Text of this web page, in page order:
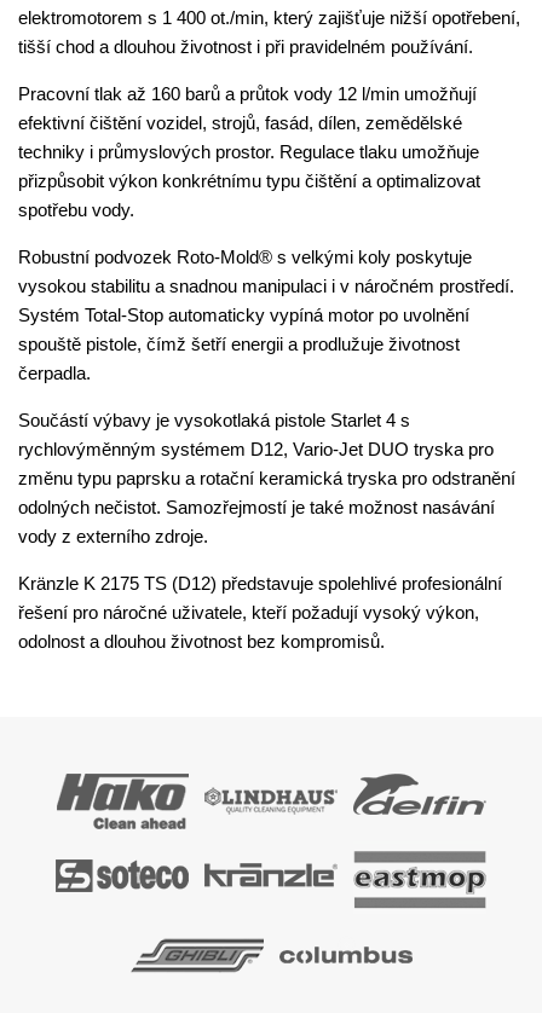
elektromotorem s 1 400 ot./min, který zajišťuje nižší opotřebení,
tišší chod a dlouhou životnost i při pravidelném používání.
Pracovní tlak až 160 barů a průtok vody 12 l/min umožňují
efektivní čištění vozidel, strojů, fasád, dílen, zemědělské
techniky i průmyslových prostor. Regulace tlaku umožňuje
přizpůsobit výkon konkrétnímu typu čištění a optimalizovat
spotřebu vody.
Robustní podvozek Roto-Mold® s velkými koly poskytuje
vysokou stabilitu a snadnou manipulaci i v náročném prostředí.
Systém Total-Stop automaticky vypíná motor po uvolnění
spouště pistole, čímž šetří energii a prodlužuje životnost
čerpadla.
Součástí výbavy je vysokotlaká pistole Starlet 4 s
rychlovýměnným systémem D12, Vario-Jet DUO tryska pro
změnu typu paprsku a rotační keramická tryska pro odstranění
odolných nečistot. Samozřejmostí je také možnost nasávání
vody z externího zdroje.
Kränzle K 2175 TS (D12) představuje spolehlivé profesionální
řešení pro náročné uživatele, kteří požadují vysoký výkon,
odolnost a dlouhou životnost bez kompromisů.